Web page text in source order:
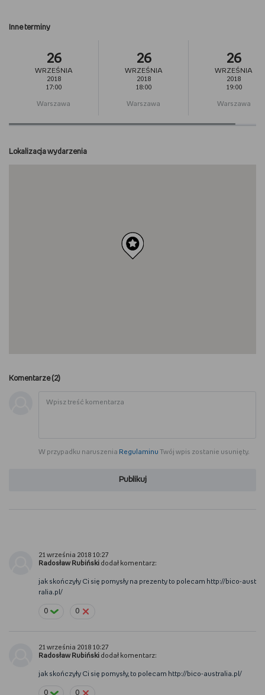
Inne terminy
26
WRZEŚNIA
2018
17:00
Warszawa
26
WRZEŚNIA
2018
18:00
Warszawa
26
WRZEŚNIA
2018
19:00
Warszawa
Lokalizacja wydarzenia
Komentarze (2)
W przypadku naruszenia Regulaminu Twój wpis zostanie usunięty.
Publikuj
21 września 2018 10:27
Radosław Rubiński dodał komentarz:
jak skończyły Ci się pomysły na prezenty to polecam http://bico-aust
ralia.pl/
0 0
21 września 2018 10:27
Radosław Rubiński dodał komentarz:
jak skończyły Ci się pomysły, to polecam http://bico-australia.pl/
0 0